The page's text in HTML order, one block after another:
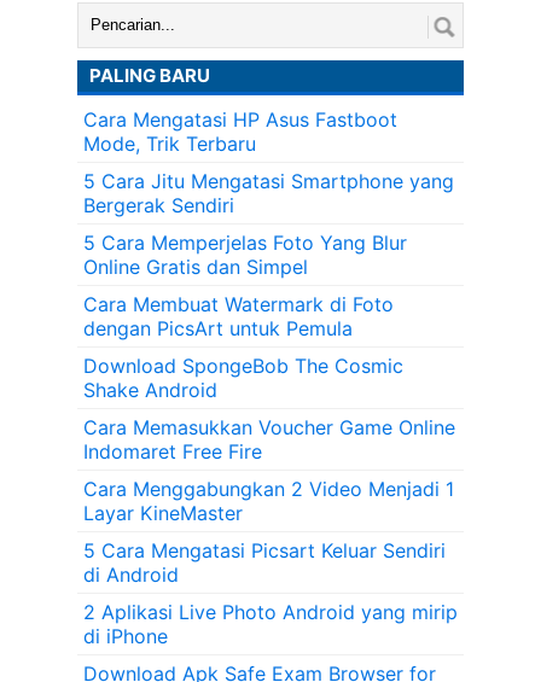
Cari:
PALING BARU
Cara Mengatasi HP Asus Fastboot
Mode, Trik Terbaru
5 Cara Jitu Mengatasi Smartphone yang
Bergerak Sendiri
5 Cara Memperjelas Foto Yang Blur
Online Gratis dan Simpel
Cara Membuat Watermark di Foto
dengan PicsArt untuk Pemula
Download SpongeBob The Cosmic
Shake Android
Cara Memasukkan Voucher Game Online
Indomaret Free Fire
Cara Menggabungkan 2 Video Menjadi 1
Layar KineMaster
5 Cara Mengatasi Picsart Keluar Sendiri
di Android
2 Aplikasi Live Photo Android yang mirip
di iPhone
Download Apk Safe Exam Browser for